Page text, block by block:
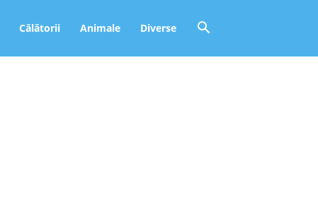
Călătorii Animale Diverse